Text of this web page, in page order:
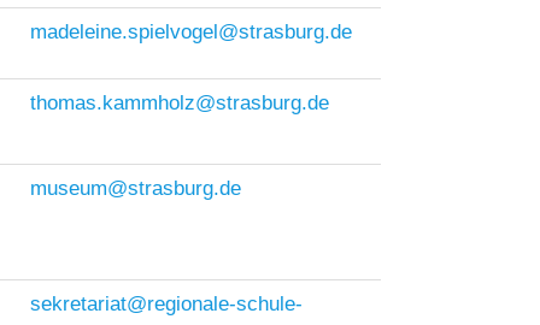
madeleine.spielvogel@strasburg.de
thomas.kammholz@strasburg.de
museum@strasburg.de
sekretariat@regionale-schule-